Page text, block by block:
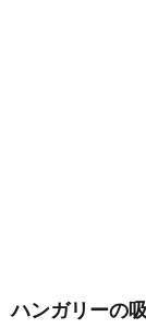
ハンガリーの